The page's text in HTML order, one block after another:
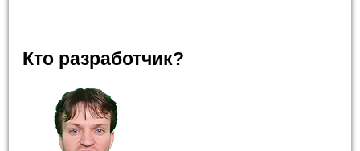
Кто разработчик?